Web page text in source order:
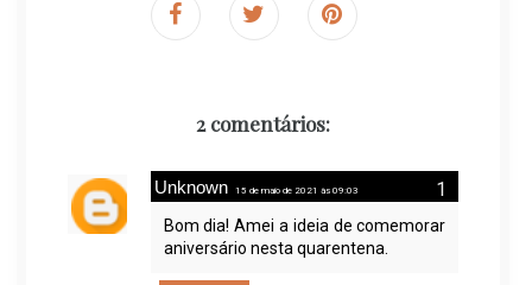
2 comentários:
Unknown 15 de maio de 2021 às 09:03
Bom dia! Amei a ideia de comemorar
aniversário nesta quarentena.